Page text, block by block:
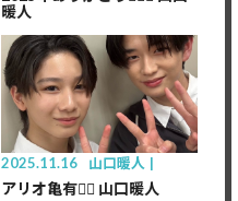
暖人
2025.11.16 山口暖人
アリオ亀有👮‍♂️ 山口暖人